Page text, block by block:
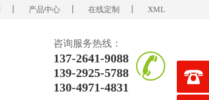
产品中心 在线定制 XML
咨询服务热线：
137-2641-9088
139-2925-5788
130-4971-4831